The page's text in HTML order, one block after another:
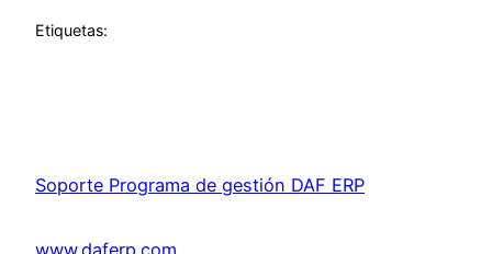
Etiquetas:
Soporte Programa de gestión DAF ERP
www.daferp.com